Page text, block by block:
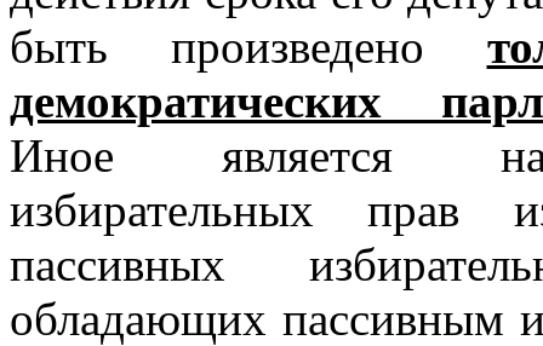
быть произведено
демократических
Иное является
избирательных прав
пассивных
обладающих пассивным